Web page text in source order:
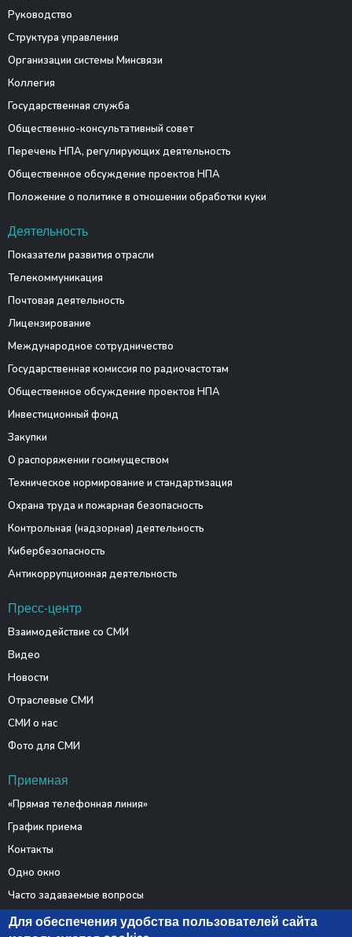
Руководство
Структура управления
Организации системы Минсвязи
Коллегия
Государственная служба
Общественно-консультативный совет
Перечень НПА, регулирующих деятельность
Общественное обсуждение проектов НПА
Положение о политике в отношении обработки куки
Деятельность
Показатели развития отрасли
Телекоммуникация
Почтовая деятельность
Лицензирование
Международное сотрудничество
Государственная комиссия по радиочастотам
Общественное обсуждение проектов НПА
Инвестиционный фонд
Закупки
О распоряжении госимуществом
Техническое нормирование и стандартизация
Охрана труда и пожарная безопасность
Контрольная (надзорная) деятельность
Кибербезопасность
Антикоррупционная деятельность
Пресс-центр
Взаимодействие со СМИ
Видео
Новости
Отраслевые СМИ
СМИ о нас
Фото для СМИ
Приемная
«Прямая телефонная линия»
График приема
Контакты
Одно окно
Часто задаваемые вопросы
Электронные обращения
Для обеспечения удобства пользователей сайта